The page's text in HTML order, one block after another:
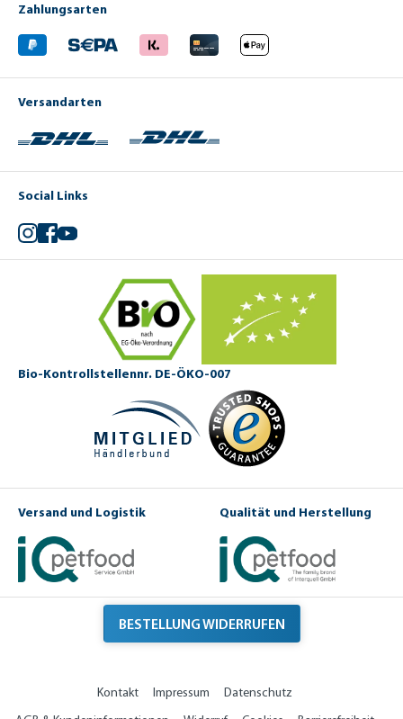
Zahlungsarten
Versandarten
Social Links
Instagram
Facebook
YouTube
Bio-Kontrollstellennr. DE-ÖKO-007
Versand und Logistik Qualität und Herstellung
BESTELLUNG WIDERRUFEN
Kontakt Impressum
Datenschutz